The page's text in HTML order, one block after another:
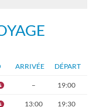
ARRIVÉE DÉPART
– 19:00
13:00 19:30